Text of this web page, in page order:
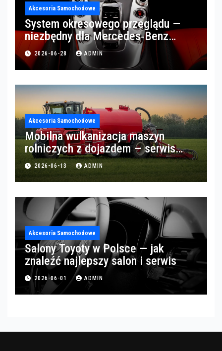
Akcesoria Samochodowe
System okresowego przeglądu —
niezbędny dla Mercedes‑Benz
Trucks w Poznaniu
2026-06-28 ADMIN
Akcesoria Samochodowe
Mobilna wulkanizacja maszyn
rolniczych z dojazdem — serwis
opon w okolicach Gorzowa
2026-06-13 ADMIN
Akcesoria Samochodowe
Salony Toyoty w Polsce — jak
znaleźć najlepszy salon i serwis
2026-06-01 ADMIN